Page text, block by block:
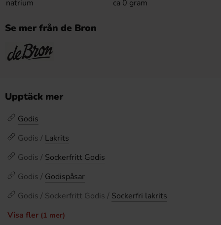
natrium
ca 0 gram
Se mer från de Bron
Upptäck mer
Godis
Godis / Lakrits
Godis / Sockerfritt Godis
Godis / Godispåsar
Godis / Sockerfritt Godis / Sockerfri lakrits
Visa fler (1 mer)